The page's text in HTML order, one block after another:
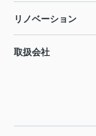
リノベーション
取扱会社